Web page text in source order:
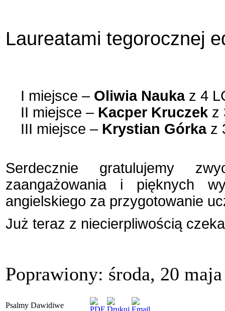
Laureatami tegorocznej
I miejsce – Oliwia Naukaz 4
II miejsce – Kacper Kruczek z
III miejsce – Krystian Górkaz
Serdecznie gratulujemy
zaangażowania i pięknych
angielskiego za przygotowanie
Już teraz z niecierpliwością
Poprawiony: środa, 20
Psalmy Dawidiwe